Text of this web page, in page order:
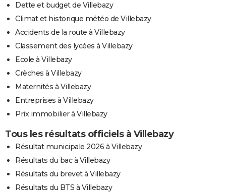
Dette et budget de Villebazy
Climat et historique météo de Villebazy
Accidents de la route à Villebazy
Classement des lycées à Villebazy
Ecole à Villebazy
Crèches à Villebazy
Maternités à Villebazy
Entreprises à Villebazy
Prix immobilier à Villebazy
Tous les résultats officiels à Villebazy
Résultat municipale 2026 à Villebazy
Résultats du bac à Villebazy
Résultats du brevet à Villebazy
Résultats du BTS à Villebazy